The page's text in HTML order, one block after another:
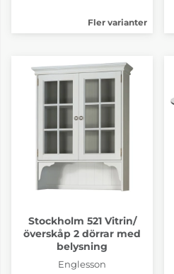
Fler varianter
Stockholm 521 Vitrin/
överskåp 2 dörrar med
belysning
Englesson